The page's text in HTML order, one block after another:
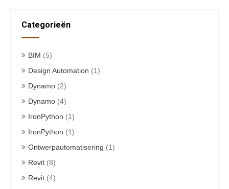
Categorieën
BIM (5)
Design Automation (1)
Dynamo (2)
Dynamo (4)
IronPython (1)
IronPython (1)
Ontwerpautomatisering (1)
Revit (8)
Revit (4)